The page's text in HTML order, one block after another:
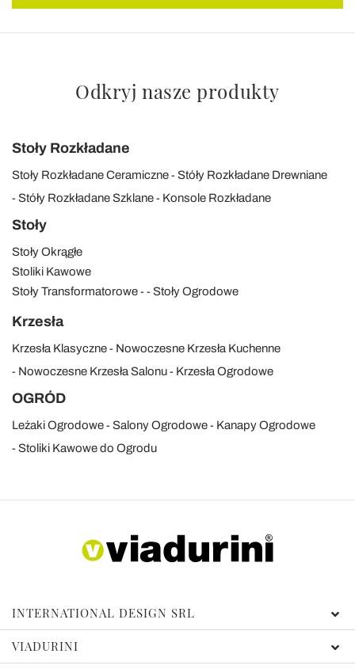
Odkryj nasze produkty
Stoły Rozkładane
Stoły Rozkładane Ceramiczne
Stóły Rozkładane Drewniane
Stóły Rozkładane Szklane
Konsole Rozkładane
Stoły
Stoły Okrągłe
Stoliki Kawowe
Stoły Transformatorowe
Stoły Ogrodowe
Krzesła
Krzesła Klasyczne
Nowoczesne Krzesła Kuchenne
Nowoczesne Krzesła Salonu
Krzesła Ogrodowe
OGRÓD
Leżaki Ogrodowe Salony Ogrodowe
Kanapy Ogrodowe
Stoliki Kawowe do Ogrodu
INTERNATIONAL DESIGN SRL
VIADURINI